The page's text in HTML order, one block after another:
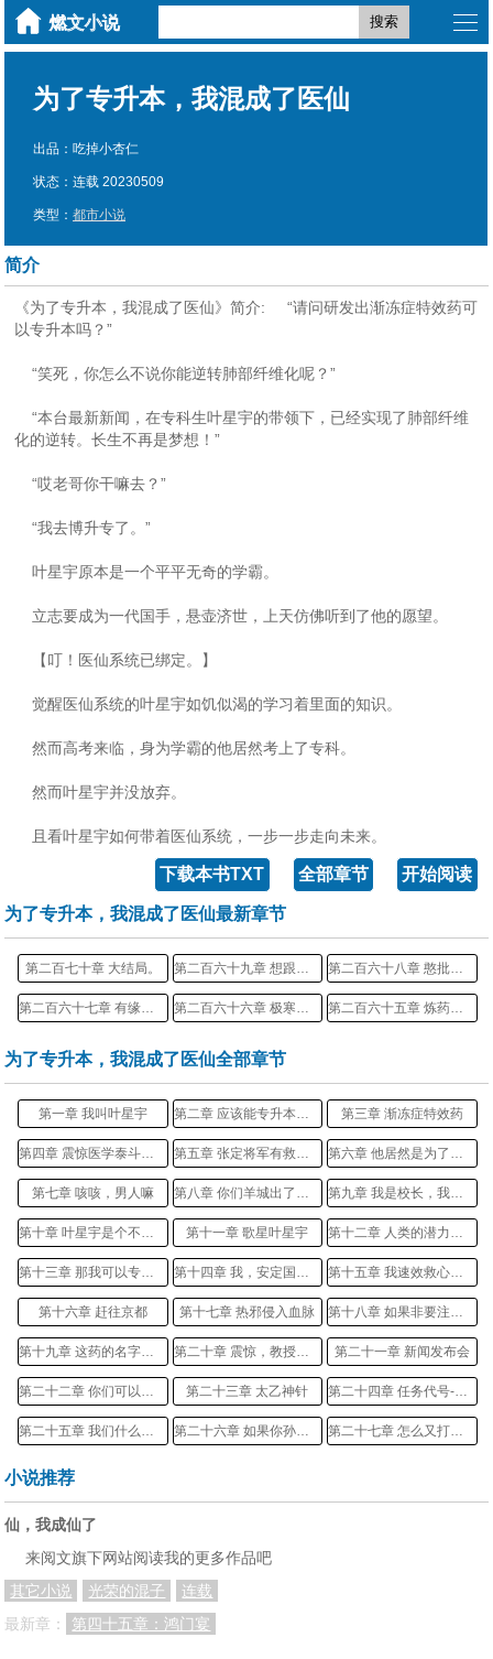
搜索
为了专升本，我混成了医仙
出品：吃掉小杏仁
状态：连载 20230509
类型：都市小说
简介
《为了专升本，我混成了医仙》简介: “请问研发出渐冻症特效药可
以专升本吗？”
“笑死，你怎么不说你能逆转肺部纤维化呢？”
“本台最新新闻，在专科生叶星宇的带领下，已经实现了肺部纤维
化的逆转。长生不再是梦想！”
“哎老哥你干嘛去？”
“我去博升专了。”
叶星宇原本是一个平平无奇的学霸。
立志要成为一代国手，悬壶济世，上天仿佛听到了他的愿望。
【叮！医仙系统已绑定。】
觉醒医仙系统的叶星宇如饥似渴的学习着里面的知识。
然而高考来临，身为学霸的他居然考上了专科。
然而叶星宇并没放弃。
且看叶星宇如何带着医仙系统，一步一步走向未来。
开始阅读
全部章节
下载本书TXT
为了专升本，我混成了医仙最新章节
第二百七十章 大结局。 第二百六十九章 想跟我一起加入天阳圣地吗？ 第二百六十八章 憨批沙宝
第二百六十七章 有缘再见！ 第二百六十六章 极寒属性的神赐！ 第二百六十五章 炼药钟四响，全城震动。
为了专升本，我混成了医仙全部章节
第一章 我叫叶星宇 第二章 应该能专升本吧？ 第三章 渐冻症特效药
第五章 张定将军有救了！
第七章 咳咳，男人嘛 第九章 我是校长，我被锁在学校外面了
第十一章 歌星叶星宇
第十五章 我速效救心丸呢？
第十六章 赶往京都 第十七章 热邪侵入血脉
第二十章 震惊，教授级人物这样说 第二十一章 新闻发布会
第二十三章 太乙神针 第二十四章 任务代号-黎明
第二十六章 如果你孙子就是天冬呢？ 第二十七章 怎么又打喷嚏？
第三十四章 你这细胞保熟吗？
第三十七章 我看着难受！
第四十章 京都的第一场雪 第四十一章 暗潮涌动
小说推荐
仙，我成仙了
来阅文旗下网站阅读我的更多作品吧
其它小说
光荣的混子
连载
最新章：
第四十五章：鸿门宴